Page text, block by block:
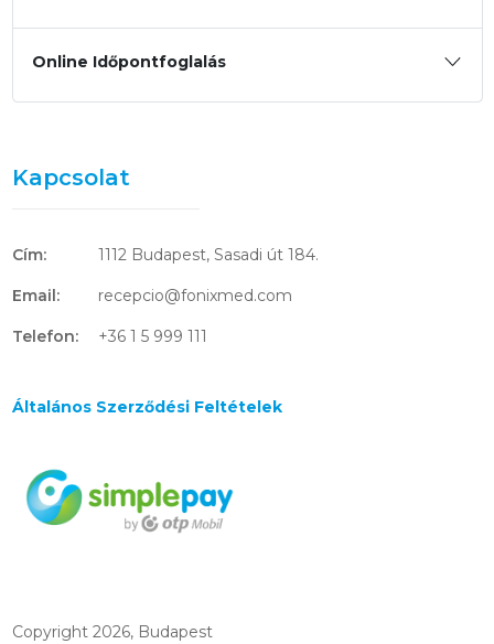
Online Időpontfoglalás
Kapcsolat
Cím: 1112 Budapest, Sasadi út 184.
Email: recepcio@fonixmed.com
Telefon: +36 1 5 999 111
Általános Szerződési Feltételek
Copyright 2026, Budapest